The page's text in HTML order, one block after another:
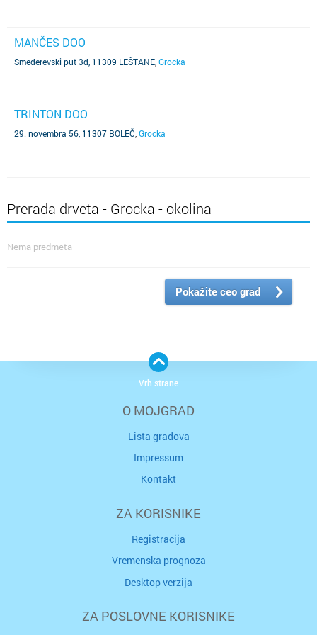
MANČES DOO
Smederevski put 3d, 11309 LEŠTANE Grocka
TRINTON DOO
29. novembra 56, 11307 BOLEČ Grocka
Prerada drveta - Grocka - okolina
Nema predmeta
Pokažite ceo grad
O MOJGRAD
Lista gradova
Impressum
Kontakt
ZA KORISNIKE
Registracija
Vremenska prognoza
Desktop verzija
ZA POSLOVNE KORISNIKE
Vrh strane